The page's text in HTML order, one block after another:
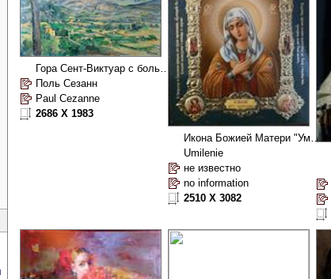
Гора Сент-Виктуар с большой сосной
Поль Сезанн
Paul Cezanne
2686 X 1983
Икона Божией Матери "Умиление"
Umilenie
не известно
no information
2510 X 3082